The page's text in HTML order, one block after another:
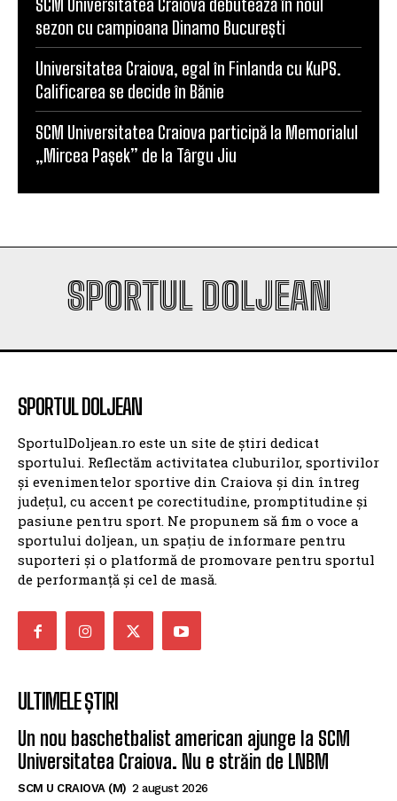
Universitatea Craiova, egal în Finlanda cu KuPS.
Calificarea se decide în Bănie
SCM Universitatea Craiova participă la Memorialul
„Mircea Pașek” de la Târgu Jiu
SPORTUL DOLJEAN
SPORTUL DOLJEAN
sportului. Reflectăm activitatea cluburilor, sportivilor
județul, cu accent pe corectitudine, promptitudine și
pasiune pentru sport. Ne propunem să fim o voce a
sportului doljean, un spațiu de informare pentru
suporteri și o platformă de promovare pentru sportul
de performanță și cel de masă.
ULTIMELE ȘTIRI
Un nou baschetbalist american ajunge la SCM
Universitatea Craiova. Nu e străin de LNBM
SCM U CRAIOVA (M) 2 august 2026
SCM Universitatea Craiova aduce un nou
playmaker pentru noul sezon